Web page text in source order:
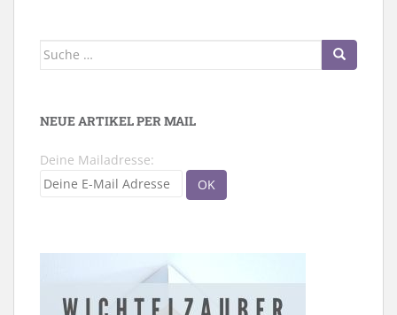
Suche
NEUE ARTIKEL PER MAIL
Deine Mailadresse: